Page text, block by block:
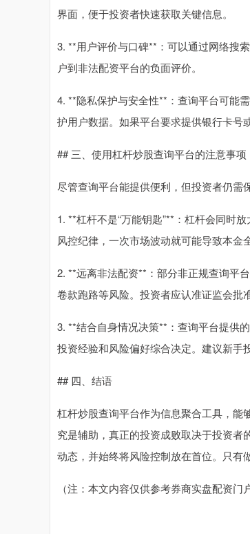
界面，便于投资者快速获取关键信息。
3. **用户评价与口碑**：可以通过网络搜
户到非法配资平台的负面评价。
4. **隐私保护与安全性**：查询平台可能
护用户数据。如果平台要求提供银行卡号
## 三、使用杠杆炒股查询平台的注意事项
尽管查询平台能提供便利，但投资者仍需
1. **杠杆不是“万能钥匙”**：杠杆会同时
风控纪律，一次市场波动就可能导致本金
2. **远离非法配资**：部分非正规查询平
卷款跑路等风险。投资者应认准证监会批
3. **结合自身情况决策**：查询平台提供
投资经验和风险偏好综合决定。建议新手
## 四、结语
杠杆炒股查询平台作为信息聚合工具，能
究是辅助，真正的投资成败取决于投资
动态，并始终将风险控制放在首位。只有
（注：本文内容仅供参考券商实盘配资